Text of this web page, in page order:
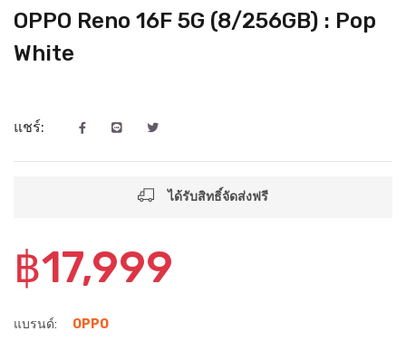
OPPO Reno 16F 5G (8/256GB) : Pop
White
แชร์:
ได้รับสิทธิ์จัดส่งฟรี
฿17,999
แบรนด์: OPPO